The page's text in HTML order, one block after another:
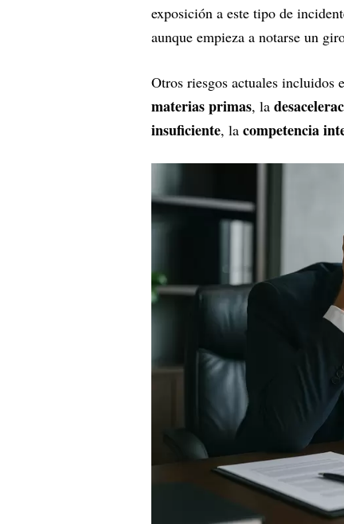
exposición a este tipo de
aunque empieza a notarse un
Otros riesgos actuales incluidos
materias primas, la
insuficiente, la competencia